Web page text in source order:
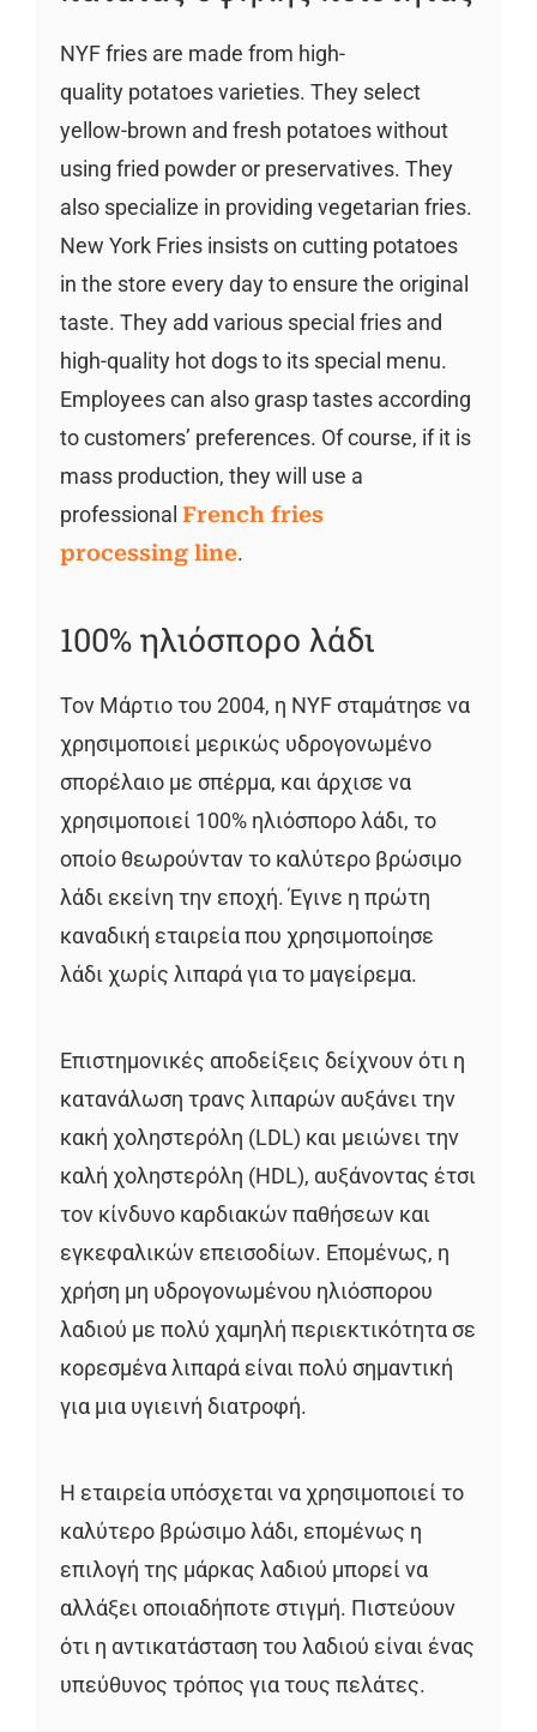
NYF fries are made from high-
quality potatoes varieties. They select
yellow-brown and fresh potatoes without
using fried powder or preservatives. They
also specialize in providing vegetarian fries.
New York Fries insists on cutting potatoes
in the store every day to ensure the original
taste. They add various special fries and
high-quality hot dogs to its special menu.
Employees can also grasp tastes according
to customers’ preferences. Of course, if it is
mass production, they will use a
professional French fries
processing line.
100% ηλιόσπορο λάδι
Τον Μάρτιο του 2004, η NYF σταμάτησε να
χρησιμοποιεί μερικώς υδρογονωμένο
σπορέλαιο με σπέρμα, και άρχισε να
χρησιμοποιεί 100% ηλιόσπορο λάδι, το
οποίο θεωρούνταν το καλύτερο βρώσιμο
λάδι εκείνη την εποχή. Έγινε η πρώτη
καναδική εταιρεία που χρησιμοποίησε
λάδι χωρίς λιπαρά για το μαγείρεμα.
Επιστημονικές αποδείξεις δείχνουν ότι η
κατανάλωση τρανς λιπαρών αυξάνει την
κακή χοληστερόλη (LDL) και μειώνει την
καλή χοληστερόλη (HDL), αυξάνοντας έτσι
τον κίνδυνο καρδιακών παθήσεων και
εγκεφαλικών επεισοδίων. Επομένως, η
χρήση μη υδρογονωμένου ηλιόσπορου
λαδιού με πολύ χαμηλή περιεκτικότητα σε
κορεσμένα λιπαρά είναι πολύ σημαντική
για μια υγιεινή διατροφή.
Η εταιρεία υπόσχεται να χρησιμοποιεί το
καλύτερο βρώσιμο λάδι, επομένως η
επιλογή της μάρκας λαδιού μπορεί να
αλλάξει οποιαδήποτε στιγμή. Πιστεύουν
ότι η αντικατάσταση του λαδιού είναι ένας
υπεύθυνος τρόπος για τους πελάτες.